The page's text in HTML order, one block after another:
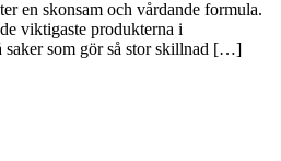
en skonsam och vårdande formula.
viktigaste produkterna i
saker som gör så stor skillnad […]